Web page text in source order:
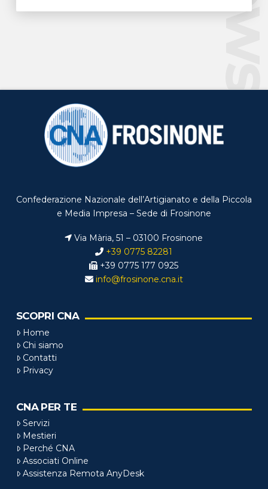
Confederazione Nazionale dell’Artigianato e della Piccola
e Media Impresa – Sede di Frosinone
Via Mària, 51 – 03100 Frosinone
+39 0775 82281
+39 0775 177 0925
info@frosinone.cna.it
SCOPRI CNA
Home
Chi siamo
Contatti
Privacy
CNA PER TE
Servizi
Mestieri
Perché CNA
Associati Online
Assistenza Remota AnyDesk